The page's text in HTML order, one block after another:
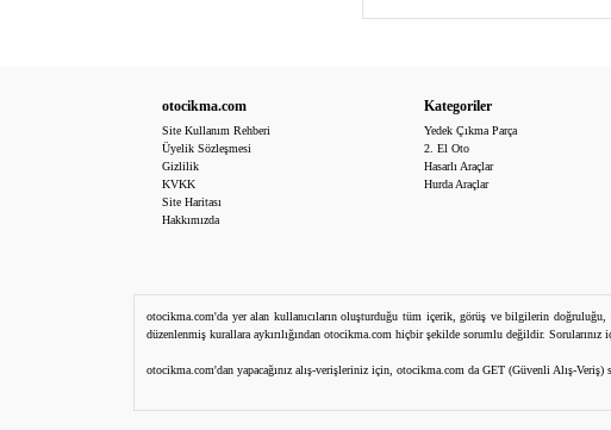
otocikma.com
Site Kullanım Rehberi
Üyelik Sözleşmesi
Gizlilik
KVKK
Site Haritası
Hakkımızda
Kategoriler
Yedek Çıkma Parça
2. El Oto
Hasarlı Araçlar
Hurda Araçlar
otocikma.com'da yer alan kullanıcıların oluşturduğu tüm içerik, görüş ve bilgilerin
düzenlenmiş kurallara aykırılığından otocikma.com hiçbir şekilde sorumlu değildir.
otocikma.com'dan yapacağınız alış-verişleriniz için, otocikma.com da GET (Güvenli Alış-